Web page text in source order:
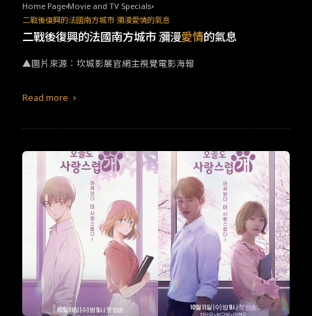
Home Page Movie and TV Specials
二戰後復興的法國南方城市 瀰漫愛情的氣息
二戰後復興的法國南方城市 瀰漫愛情的氣息
▲圖片來源：坎城影展官網主視覺電影海報
Read more